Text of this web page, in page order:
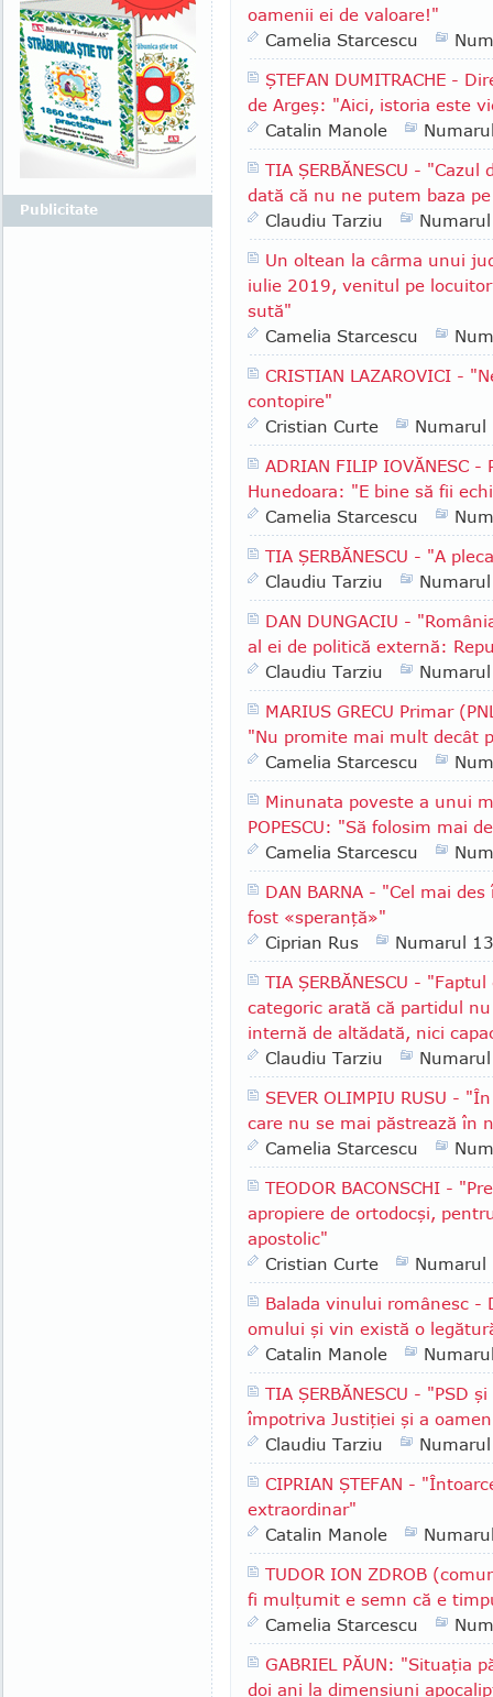
oamenii ei de valoare!"
Camelia Starcescu
ŞTEFAN DUMITRACHE -
de Argeş: "Aici, istoria este
Catalin Manole
TIA ŞERBĂNESCU -
dată că nu ne putem baza
Claudiu Tarziu
Un oltean la cârma unui
iulie 2019, venitul pe
sută"
Camelia Starcescu
CRISTIAN LAZAROVICI -
contopire"
Cristian Curte
Numarul
ADRIAN FILIP IOVĂNESC
Hunedoara: "E bine să fii
Camelia Starcescu
TIA ŞERBĂNESCU - "A
Claudiu Tarziu
DAN DUNGACIU -
al ei de politică externă:
Claudiu Tarziu
MARIUS GRECU Primar
"Nu promite mai mult decât
Camelia Starcescu
Minunata poveste a unui
POPESCU: "Să folosim mai
Camelia Starcescu
DAN BARNA - "Cel mai
fost «speranţă»"
Ciprian Rus
Numarul
TIA ŞERBĂNESCU -
categoric arată că partidul
internă de altădată, nici
Claudiu Tarziu
SEVER OLIMPIU RUSU -
care nu se mai păstrează în
Camelia Starcescu
TEODOR BACONSCHI -
apropiere de ortodocşi,
apostolic"
Cristian Curte
Numarul
Balada vinului românesc
omului şi vin există o
Catalin Manole
TIA ŞERBĂNESCU - "PSD
împotriva Justiţiei şi a
Claudiu Tarziu
CIPRIAN ŞTEFAN -
extraordinar"
Catalin Manole
TUDOR ION ZDROB
fi mulţumit e semn că e
Camelia Starcescu
GABRIEL PĂUN: "Situaţia
doi ani la dimensiuni
Publicitate